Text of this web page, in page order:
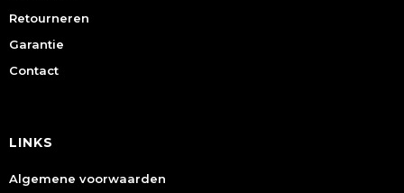
Retourneren
Garantie
Contact
LINKS
Algemene voorwaarden